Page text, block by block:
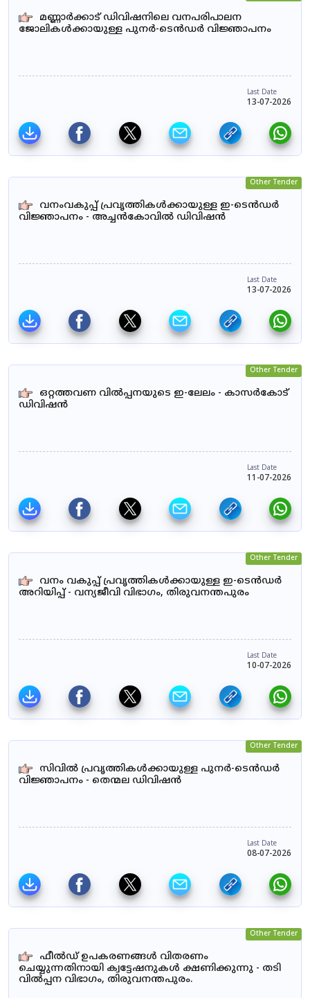
മണ്ണാർക്കാട് ഡിവിഷനിലെ വനപരിപാലന
ജോലികൾക്കായുള്ള പുനർ-ടെൻഡർ വിജ്ഞാപനം
Last Date
13-07-2026
Other Tender
വനംവകുപ്പ് പ്രവൃത്തികൾക്കായുള്ള ഇ-ടെൻഡർ
വിജ്ഞാപനം - അച്ചൻകോവിൽ ഡിവിഷൻ
Last Date
13-07-2026
Other Tender
ഒറ്റത്തവണ വിൽപ്പനയുടെ ഇ-ലേലം - കാസർകോട്
ഡിവിഷൻ
Last Date
11-07-2026
Other Tender
വനം വകുപ്പ് പ്രവൃത്തികൾക്കായുള്ള ഇ-ടെൻഡർ
അറിയിപ്പ് - വന്യജീവി വിഭാഗം, തിരുവനന്തപുരം
Last Date
10-07-2026
Other Tender
സിവിൽ പ്രവൃത്തികൾക്കായുള്ള പുനർ-ടെൻഡർ
വിജ്ഞാപനം - തെന്മല ഡിവിഷൻ
Last Date
08-07-2026
Other Tender
ഫീൽഡ് ഉപകരണങ്ങൾ വിതരണം
ചെയ്യുന്നതിനായി ക്വട്ടേഷനുകൾ ക്ഷണിക്കുന്നു - തടി
വിൽപ്പന വിഭാഗം, തിരുവനന്തപുരം.